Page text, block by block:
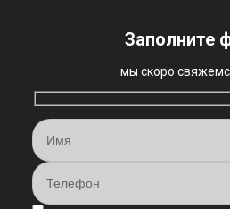
Заполните
мы скоро